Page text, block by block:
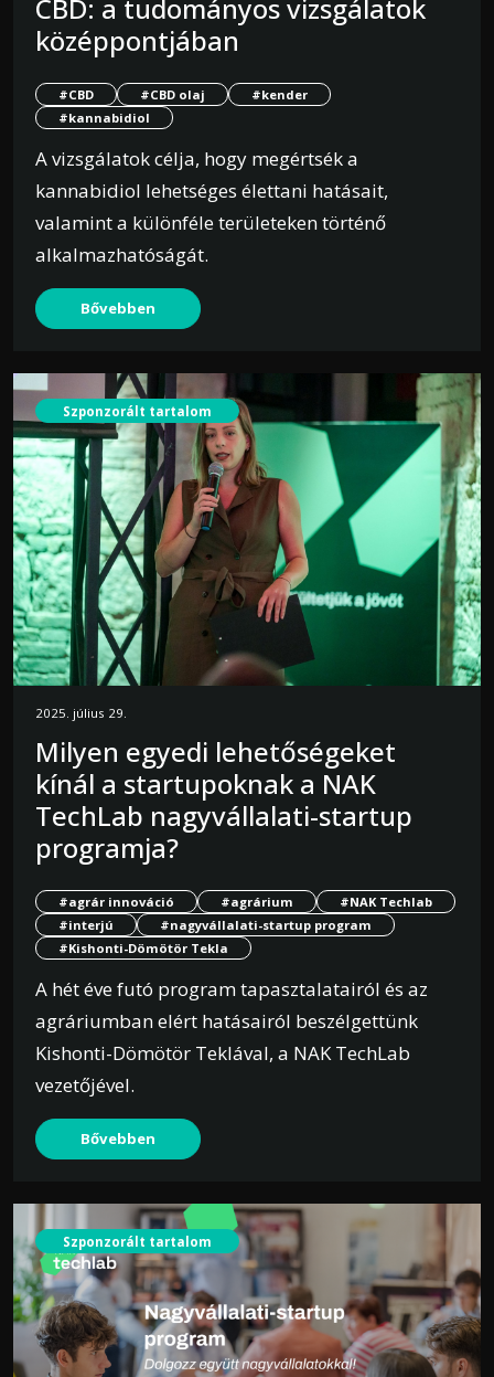
CBD: a tudományos vizsgálatok
középpontjában
#CBD #CBD olaj
#kender
#kannabidiol
A vizsgálatok célja, hogy megértsék a
kannabidiol lehetséges élettani hatásait,
valamint a különféle területeken történő
alkalmazhatóságát.
Bővebben
Szponzorált tartalom
2025. július 29.
Milyen egyedi lehetőségeket
kínál a startupoknak a NAK
TechLab nagyvállalati-startup
programja?
#agrár innováció #agrárium
#NAK Techlab
#interjú
#nagyvállalati-startup program
#Kishonti-Dömötör Tekla
A hét éve futó program tapasztalatairól és az
agráriumban elért hatásairól beszélgettünk
Kishonti-Dömötör Teklával, a NAK TechLab
vezetőjével.
Bővebben
Szponzorált tartalom